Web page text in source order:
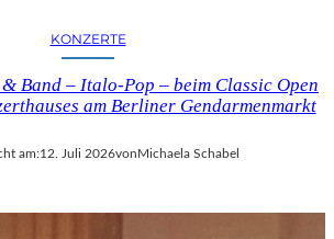
KONZERTE
Band – Italo-Pop – beim Classic Open
am Berliner Gendarmenmarkt
am:12. Juli 2026von Michaela Schabel